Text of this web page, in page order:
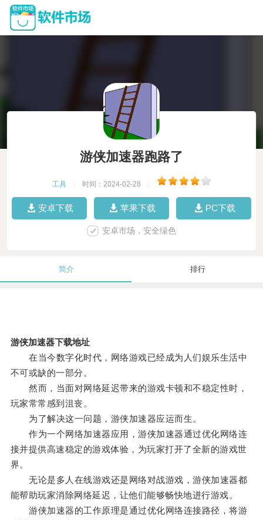
游侠加速器跑路了
工具 时间：2024-02-28
安卓下载 苹果下载 PC下载
安卓市场，安全绿色
简介 排行
游侠加速器下载地址
在当今数字化时代，网络游戏已经成为人们娱乐生活中
不可或缺的一部分。
然而，当面对网络延迟带来的游戏卡顿和不稳定性时，
玩家常常感到沮丧。
为了解决这一问题，游侠加速器应运而生。
作为一个网络加速器应用，游侠加速器通过优化网络连
接并提供高速稳定的游戏体验，为玩家打开了全新的游戏世
界。
无论是多人在线游戏还是网络对战游戏，游侠加速器都
能帮助玩家消除网络延迟，让他们能够畅快地进行游戏。
游侠加速器的工作原理是通过优化网络连接路径，将游